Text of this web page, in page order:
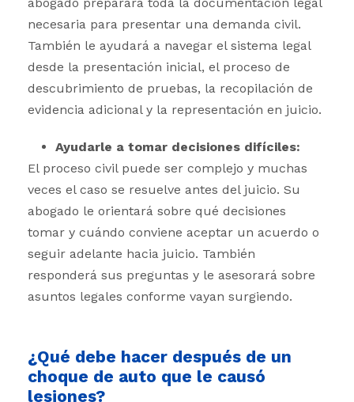
necesaria para presentar una demanda civil.
También le ayudará a navegar el sistema legal
desde la presentación inicial, el proceso de
descubrimiento de pruebas, la recopilación de
evidencia adicional y la representación en juicio.
Ayudarle a tomar decisiones difíciles:
El proceso civil puede ser complejo y muchas
veces el caso se resuelve antes del juicio. Su
abogado le orientará sobre qué decisiones
tomar y cuándo conviene aceptar un acuerdo o
seguir adelante hacia juicio. También
responderá sus preguntas y le asesorará sobre
asuntos legales conforme vayan surgiendo.
¿Qué debe hacer después de un
choque de auto que le causó
lesiones?